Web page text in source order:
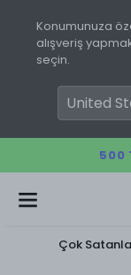
Konumunuza
alışveriş
seçin.
500
Çok